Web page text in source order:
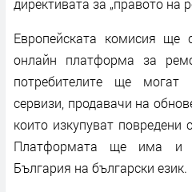
директивата за „правото на
Европейската комисия ще
онлайн платформа за
потребителите ще
сервизи, продавачи на
които изкупуват повредени
Платформата ще има и
България на български език.